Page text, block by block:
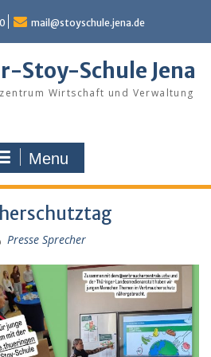
mail@stoyschule.jena.de
Stoy-Schule Jena
Wirtschaft und Verwaltung
Menu
Presse Sprecher